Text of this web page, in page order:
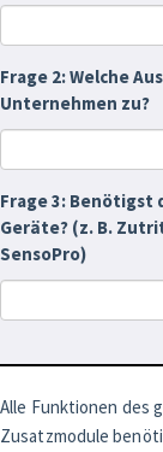
Frage 2: Welche
Unternehmen zu?
Frage 3:
Geräte? (z. B.
SensoPro)
Alle Funktionen des
Zusatzmodule